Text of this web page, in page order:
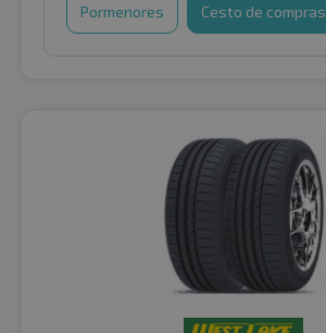
Pormenores Cesto de compras